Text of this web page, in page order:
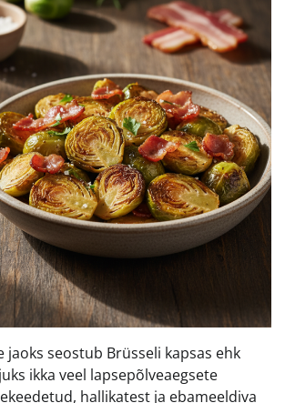
jaoks seostub Brüsseli kapsas ehk
ikka veel lapsepõlveaegsete
hallikatest ja ebameeldiva